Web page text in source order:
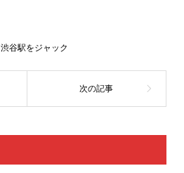
渋谷駅をジャック